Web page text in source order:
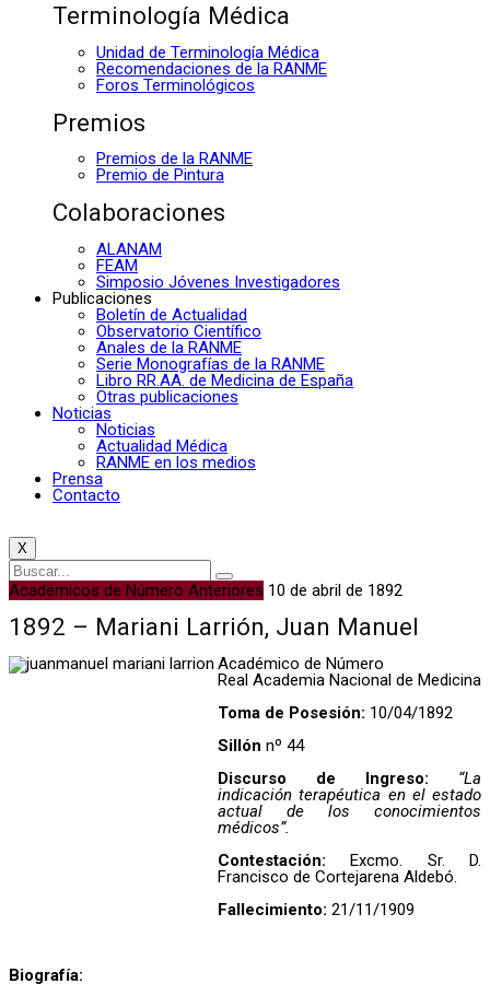
Terminología Médica
Unidad de Terminología Médica
Recomendaciones de la RANME
Foros Terminológicos
Premios
Premios de la RANME
Premio de Pintura
Colaboraciones
ALANAM
FEAM
Simposio Jóvenes Investigadores
Publicaciones
Boletín de Actualidad
Observatorio Científico
Anales de la RANME
Serie Monografías de la RANME
Libro RR.AA. de Medicina de España
Otras publicaciones
Noticias
Noticias
Actualidad Médica
RANME en los medios
Prensa
Contacto
X
Académicos de Número Anteriores 10 de abril de 1892
1892 – Mariani Larrión, Juan Manuel
Académico de Número
Real Academia Nacional de Medicina
Toma de Posesión: 10/04/1892
Sillón nº 44
Discurso de Ingreso:
“La
indicación terapéutica en el estado
actual de los conocimientos
médicos”.
Contestación: Excmo. Sr. D.
Francisco de Cortejarena Aldebó.
Fallecimiento: 21/11/1909
Biografía: